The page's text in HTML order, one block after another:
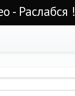
- Раслабся !